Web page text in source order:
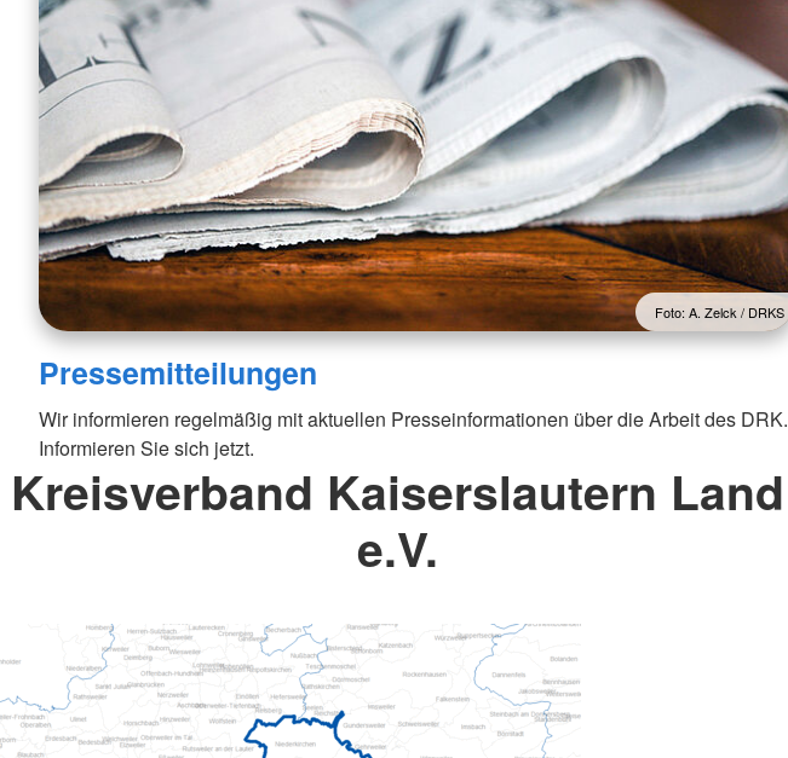
Foto: A. Zelck / DRKS
Pressemitteilungen
Wir informieren regelmäßig mit aktuellen Presseinformationen über die Arbeit des DRK.
Informieren Sie sich jetzt.
Kreisverband Kaiserslautern Land
e.V.